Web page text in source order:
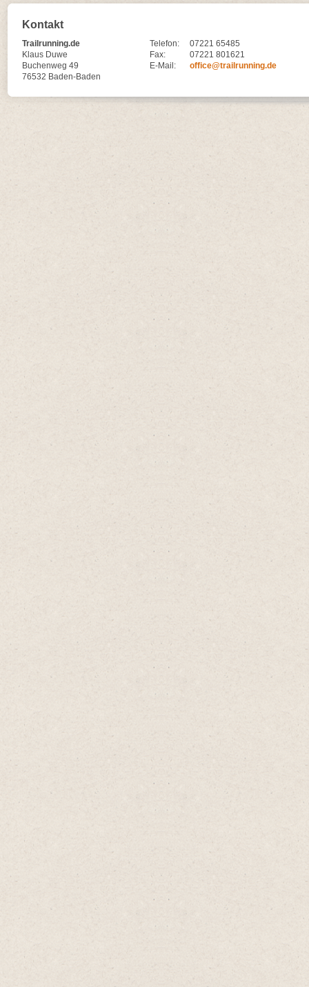
Kontakt
Trailrunning.de
Klaus Duwe
Buchenweg 49
76532 Baden-Baden
Telefon:
07221 65485
Fax:
07221 801621
E-Mail:
office@trailrunning.de